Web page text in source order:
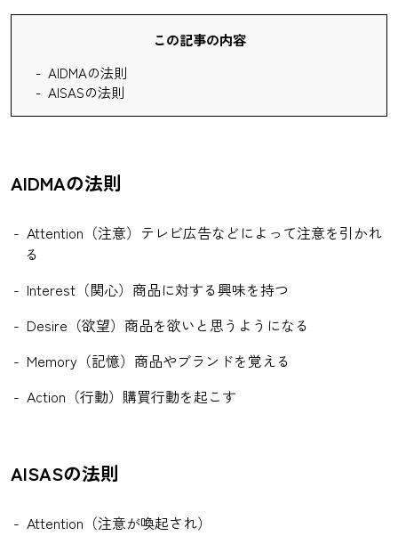
この記事の内容
AIDMAの法則
AISASの法則
AIDMAの法則
Attention（注意）テレビ広告などによって注意を引かれ
る
Interest（関心）商品に対する興味を持つ
Desire（欲望）商品を欲いと思うようになる
Memory（記憶）商品やブランドを覚える
Action（行動）購買行動を起こす
AISASの法則
Attention（注意が喚起され）